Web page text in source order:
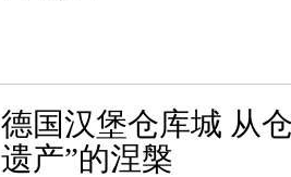
德国汉堡仓库城 从
遗产”的涅槃